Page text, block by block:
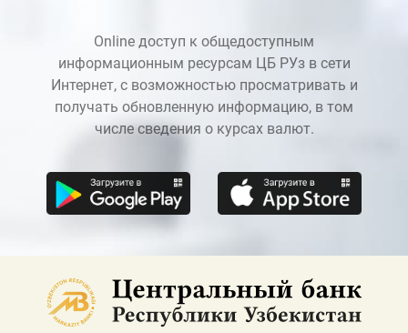
Online доступ к общедоступным
информационным ресурсам ЦБ РУз в сети
Интернет, с возможностью просматривать и
получать обновленную информацию, в том
числе сведения о курсах валют.